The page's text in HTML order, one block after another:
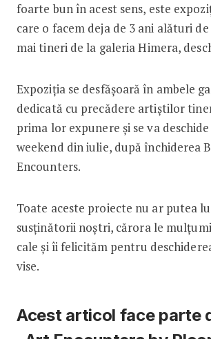
foarte bun în acest sens, este
care o facem deja de 3 ani alături
mai tineri de la galeria Himera,
Expoziția se desfășoară în ambele
dedicată cu precădere artiștilor
prima lor expunere și se va
weekend din iulie, după închiderea
Encounters.
Toate aceste proiecte nu ar putea
susținătorii noștri, cărora le
cale și îi felicităm pentru
vise.
Acest articol face parte